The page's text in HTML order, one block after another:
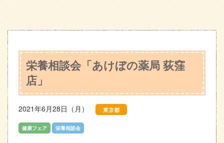
栄養相談会「あけぼの薬局 荻窪
店」
2021年6月28日（月） 東京都
健康フェア 栄養相談会